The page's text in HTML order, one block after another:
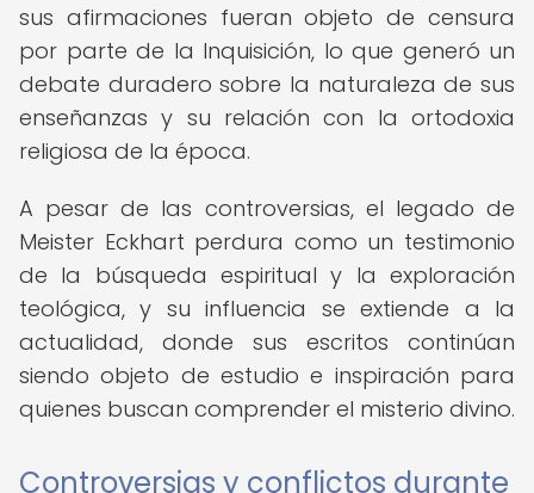
sus afirmaciones fueran objeto de censura
por parte de la Inquisición, lo que generó un
debate duradero sobre la naturaleza de sus
enseñanzas y su relación con la ortodoxia
religiosa de la época.
A pesar de las controversias, el legado de
Meister Eckhart perdura como un testimonio
de la búsqueda espiritual y la exploración
teológica, y su influencia se extiende a la
actualidad, donde sus escritos continúan
siendo objeto de estudio e inspiración para
quienes buscan comprender el misterio divino.
Controversias y conflictos durante